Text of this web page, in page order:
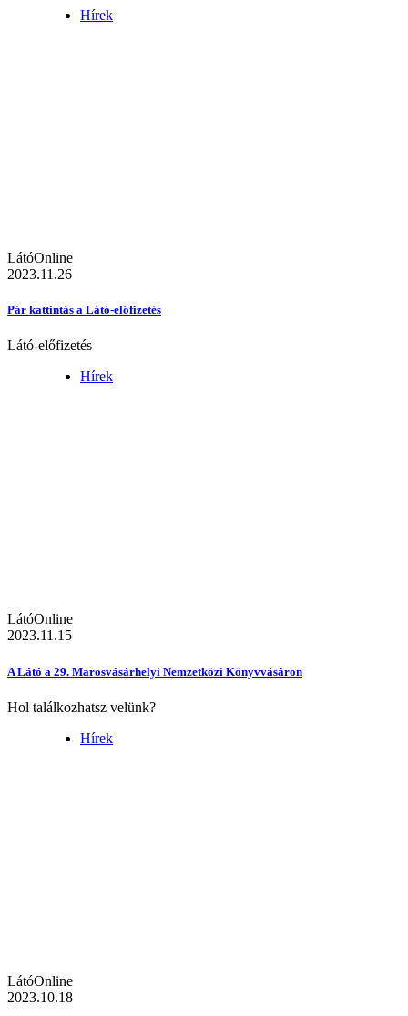
Hírek
LátóOnline
2023.11.26
Pár kattintás a Látó-előfizetés
Látó-előfizetés
Hírek
LátóOnline
2023.11.15
A Látó a 29. Marosvásárhelyi Nemzetközi Könyvvásáron
Hol találkozhatsz velünk?
Hírek
LátóOnline
2023.10.18